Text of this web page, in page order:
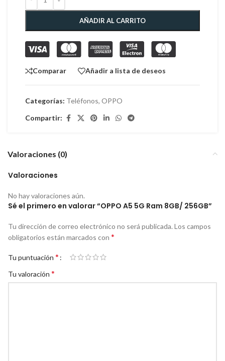
AÑADIR AL CARRITO
Comparar Añadir a lista de deseos
Categorías: Teléfonos, OPPO
Compartir:
Valoraciones (0)
Valoraciones
No hay valoraciones aún.
Sé el primero en valorar “OPPO A5 5G Ram 8GB/ 256GB”
Tu dirección de correo electrónico no será publicada. Los campos
obligatorios están marcados con *
Tu puntuación *
Tu valoración *